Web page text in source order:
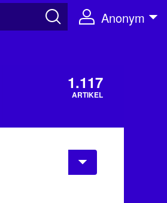
Anonym
1.117
ARTIKEL